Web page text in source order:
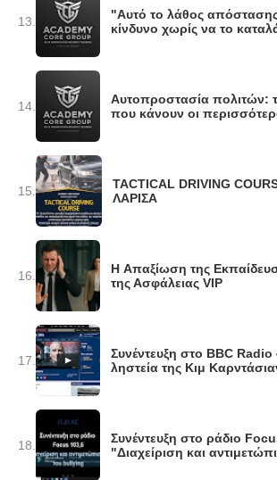
13.
"Αυτό το λάθος
κίνδυνο χωρίς να το
14.
Αυτοπροστασία πολιτών:
που κάνουν οι
15.
TACTICAL DRIVING
ΛΑΡΙΣΑ
16.
H Απαξίωση της
της Ασφάλειας VIP
17.
Συνέντευξη στο BBC Radio
ληστεία της Κιμ
18.
Συνέντευξη στο ράδιο
"Διαχείριση και